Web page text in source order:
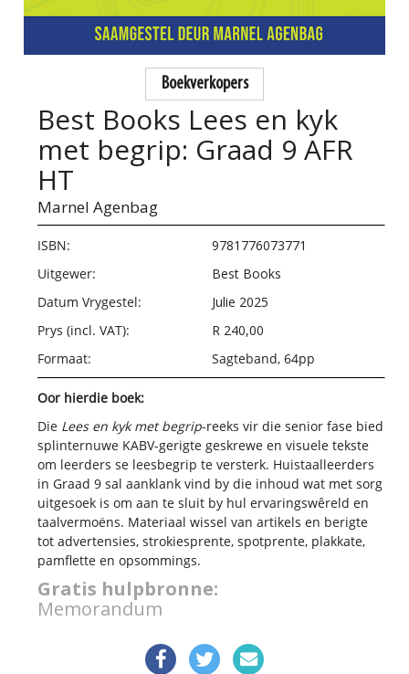
Boekverkopers
Best Books Lees en kyk
met begrip: Graad 9 AFR
HT
Marnel Agenbag
ISBN:
9781776073771
Uitgewer:
Best Books
Datum Vrygestel:
Julie 2025
Prys (incl. VAT):
R 240,00
Formaat:
Sagteband, 64pp
Oor hierdie boek:
Die Lees en kyk met begrip-reeks vir die senior fase bied
splinternuwe KABV-gerigte geskrewe en visuele tekste
om leerders se leesbegrip te versterk. Huistaalleerders
in Graad 9 sal aanklank vind by die inhoud wat met sorg
uitgesoek is om aan te sluit by hul ervaringswêreld en
taalvermoëns. Materiaal wissel van artikels en berigte
tot advertensies, strokiesprente, spotprente, plakkate,
pamflette en opsommings.
Gratis hulpbronne:
Memorandum